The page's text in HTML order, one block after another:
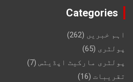
Categories
اہم خبریں (262)
پولٹری (65)
پولٹری مارکیٹ اپڈیٹس (7)
تقریبات (16)